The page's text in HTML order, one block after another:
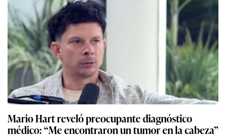
Mario Hart reveló preocupante diagnóstico
médico: “Me encontraron un tumor en la cabeza”